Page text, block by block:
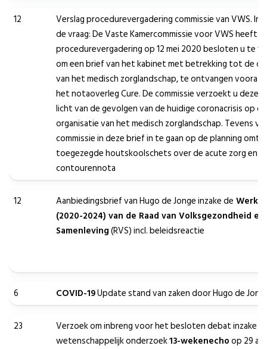
12
Verslag procedurevergadering commissie van VWS. In
de vraag: De Vaste Kamercommissie voor VWS heeft
procedurevergadering op 12 mei 2020 besloten u te
om een brief van het kabinet met betrekking tot de
van het medisch zorglandschap, te ontvangen
het notaoverleg Cure. De commissie verzoekt u deze
licht van de gevolgen van de huidige coronacrisis op de
organisatie van het medisch zorglandschap. Tevens
commissie in deze brief in te gaan op de planning
toegezegde houtskoolschets over de acute zorg en
contourennota
12 Aanbiedingsbrief van Hugo de Jonge inzake de
(2020-2024) van de Raad van Volksgezondheid en
Samenleving(RVS) incl. beleidsreactie
6 COVID-19Update stand van zaken door Hugo de
23
Verzoek om inbreng voor het besloten debat inzake
wetenschappelijk onderzoek13-wekenechoop 29